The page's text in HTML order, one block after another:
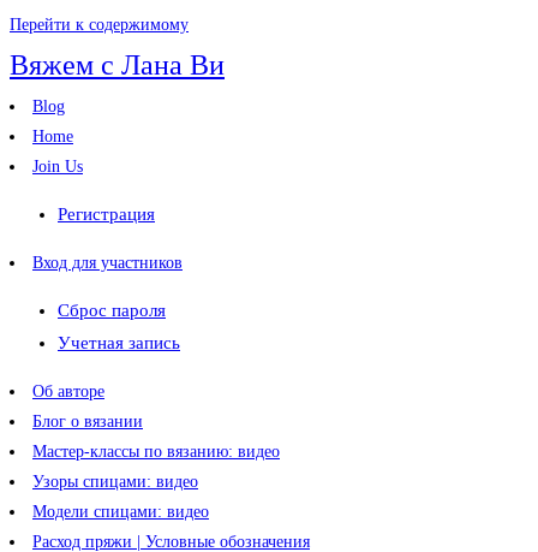
Перейти к содержимому
Вяжем с Лана Ви
Blog
Home
Join Us
Регистрация
Вход для участников
Сброс пароля
Учетная запись
Об авторе
Блог о вязании
Мастер-классы по вязанию: видео
Узоры спицами: видео
Модели спицами: видео
Расход пряжи | Условные обозначения